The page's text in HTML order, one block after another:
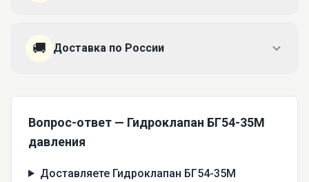
🚚 Доставка по России
Вопрос-ответ — Гидроклапан БГ54-35М
давления
Доставляете Гидроклапан БГ54-35М